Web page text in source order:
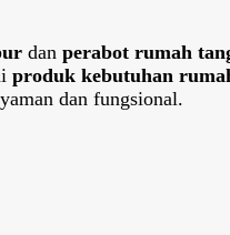
dan perabot rumah
produk kebutuhan
dan fungsional.